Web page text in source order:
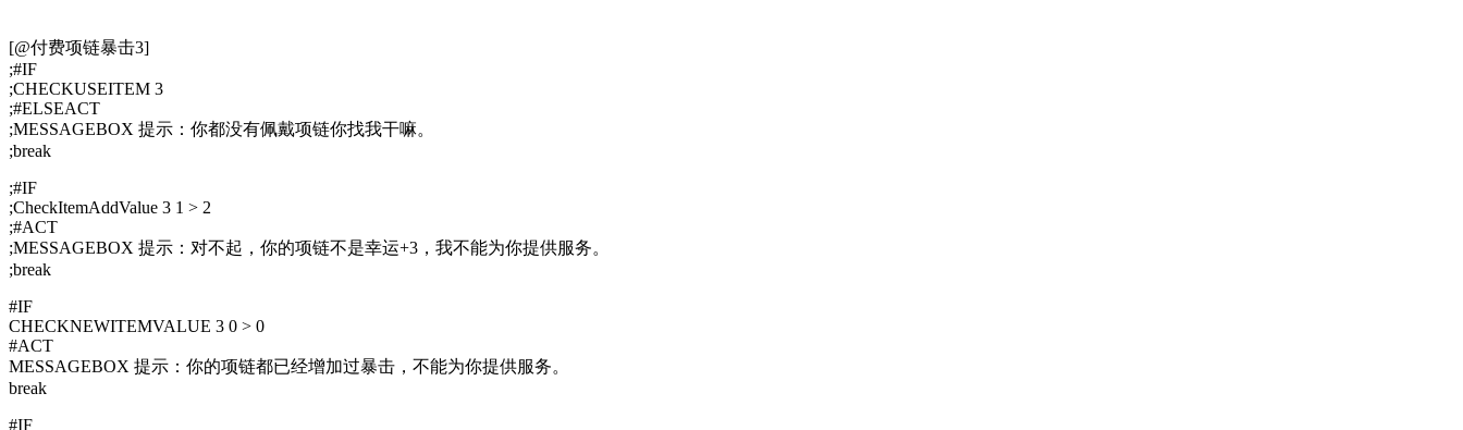
[@付费项链暴击3]
;#IF
;CHECKUSEITEM 3
;#ELSEACT
;MESSAGEBOX 提示：你都没有佩戴项链你找我干嘛。
;break
;#IF
;CheckItemAddValue 3 1 > 2
;#ACT
;MESSAGEBOX 提示：对不起，你的项链不是幸运+3，我不能为你提供服务。
;break
#IF
CHECKNEWITEMVALUE 3 0 > 0
#ACT
MESSAGEBOX 提示：你的项链都已经增加过暴击，不能为你提供服务。
break
#IF